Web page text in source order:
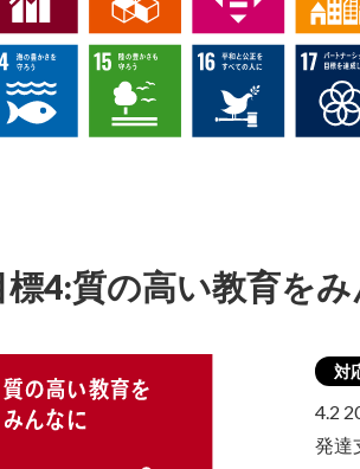
標4:質の高い教育を
対
4.2
発達